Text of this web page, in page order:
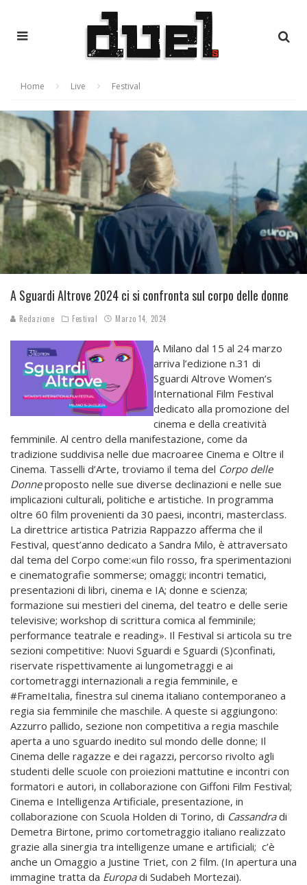
Home Live Festival
A Sguardi Altrove 2024 ci si confronta sul corpo delle donne
Redazione Festival Marzo 14, 2024
A Milano dal 15 al 24 marzo
arriva l’edizione n.31 di
Sguardi Altrove Women’s
International Film Festival
dedicato alla promozione del
cinema e della creatività
femminile. Al centro della manifestazione, come da
tradizione suddivisa nelle due macroaree Cinema e Oltre il
Cinema. Tasselli d’Arte, troviamo il tema del Corpo delle
Donneproposto nelle sue diverse declinazioni e nelle sue
implicazioni culturali, politiche e artistiche. In programma
oltre 60 film provenienti da 30 paesi, incontri, masterclass.
La direttrice artistica Patrizia Rappazzo afferma che il
Festival, quest’anno dedicato a Sandra Milo, è attraversato
dal tema del Corpo come:«un filo rosso, fra sperimentazioni
e cinematografie sommerse; omaggi; incontri tematici,
presentazioni di libri, cinema e IA; donne e scienza;
formazione sui mestieri del cinema, del teatro e delle serie
televisive; workshop di scrittura comica al femminile;
performance teatrale e reading». Il Festival si articola su tre
sezioni competitive: Nuovi Sguardi e Sguardi (S)confinati,
riservate rispettivamente ai lungometraggi e ai
cortometraggi internazionali a regia femminile, e
#FrameItalia, finestra sul cinema italiano contemporaneo a
regia sia femminile che maschile. A queste si aggiungono:
Azzurro pallido, sezione non competitiva a regia maschile
aperta a uno sguardo inedito sul mondo delle donne; Il
Cinema delle ragazze e dei ragazzi, percorso rivolto agli
studenti delle scuole con proiezioni mattutine e incontri con
formatori e autori, in collaborazione con Giffoni Film Festival;
Cinema e Intelligenza Artificiale, presentazione, in
collaborazione con Scuola Holden di Torino, di Cassandradi
Demetra Birtone, primo cortometraggio italiano realizzato
grazie alla sinergia tra intelligenze umane e artificiali; c’è
anche un Omaggio a Justine Triet, con 2 film. (In apertura una
immagine tratta da Europadi Sudabeh Mortezai).